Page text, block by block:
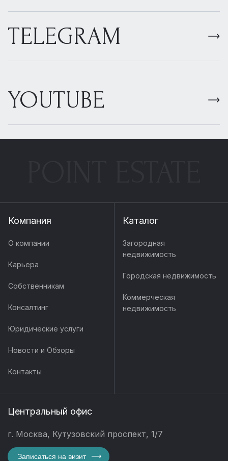
TELEGRAM
YOUTUBE
Компания
О компании
Карьера
Собственникам
Консалтинг
Юридические услуги
Новости и Обзоры
Контакты
Каталог
Загородная
недвижимость
Городская недвижимость
Коммерческая
недвижимость
Центральный офис
г. Москва, Кутузовский проспект, 1/7
Записаться на визит